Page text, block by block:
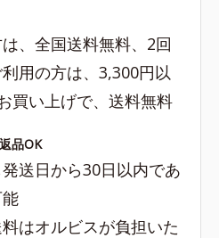
、全国送料無料、2回
用の方は、3,300円以
買い上げで、送料無料
品OK
送日から30日以内であ
はオルビスが負担いた